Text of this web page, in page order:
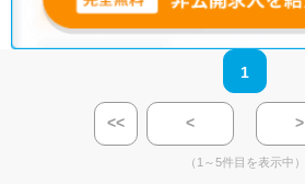
1
<< < >
（1～5件目を表示中）